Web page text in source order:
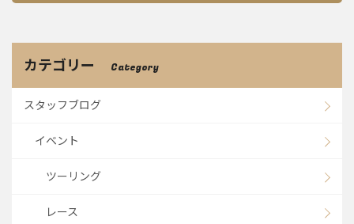
カテゴリー Category
スタッフブログ
イベント
ツーリング
レース